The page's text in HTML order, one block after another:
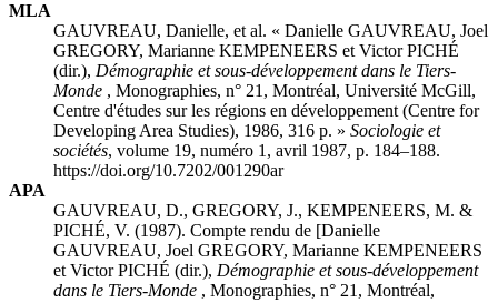
MLA
GAUVREAU, Danielle, et al. « Danielle GAUVREAU, Joel
GREGORY, Marianne KEMPENEERS et Victor PICHÉ
(dir.), Démographie et sous-développement dans le Tiers-
Monde , Monographies, n° 21, Montréal, Université McGill,
Centre d'études sur les régions en développement (Centre for
Developing Area Studies), 1986, 316 p. » Sociologie et
sociétés, volume 19, numéro 1, avril 1987, p. 184–188.
https://doi.org/10.7202/001290ar
APA
GAUVREAU, D., GREGORY, J., KEMPENEERS, M. &
PICHÉ, V. (1987). Compte rendu de [Danielle
GAUVREAU, Joel GREGORY, Marianne KEMPENEERS
et Victor PICHÉ (dir.), Démographie et sous-développement
dans le Tiers-Monde , Monographies, n° 21, Montréal,